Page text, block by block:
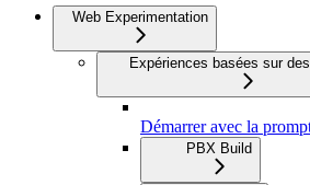
Web Experimentation
Expériences basées sur
Démarrer avec la
PBX Build